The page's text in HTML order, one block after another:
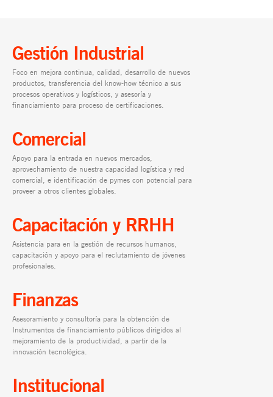
Gestión Industrial
Foco en mejora continua, calidad, desarrollo de nuevos
productos, transferencia del know-how técnico a sus
procesos operativos y logísticos, y asesoría y
financiamiento para proceso de certificaciones.
Comercial
Apoyo para la entrada en nuevos mercados,
aprovechamiento de nuestra capacidad logística y red
comercial, e identificación de pymes con potencial para
proveer a otros clientes globales.
Capacitación y RRHH
Asistencia para en la gestión de recursos humanos,
capacitación y apoyo para el reclutamiento de jóvenes
profesionales.
Finanzas
Asesoramiento y consultoría para la obtención de
Instrumentos de financiamiento públicos dirigidos al
mejoramiento de la productividad, a partir de la
innovación tecnológica.
Institucional